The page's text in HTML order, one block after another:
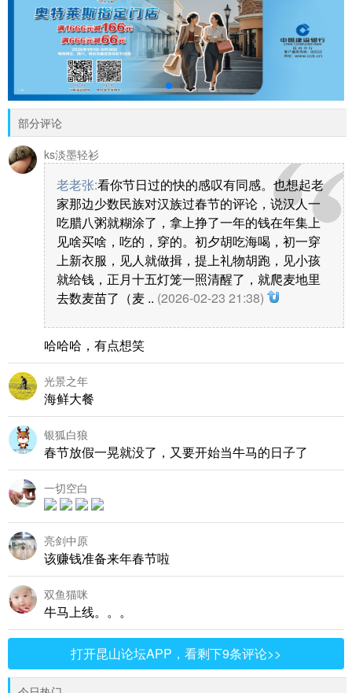
部分评论
ks淡墨轻衫
老老张:看你节日过的快的感叹有同感。也想起老
家那边少数民族对汉族过春节的评论，说汉人一
吃腊八粥就糊涂了，拿上挣了一年的钱在年集上
见啥买啥，吃的，穿的。初夕胡吃海喝，初一穿
上新衣服，见人就做揖，提上礼物胡跑，见小孩
就给钱，正月十五灯笼一照清醒了，就爬麦地里
去数麦苗了（麦 .. (2026-02-23 21:38)
哈哈哈，有点想笑
光景之年
海鲜大餐
银狐白狼
春节放假一晃就没了，又要开始当牛马的日子了
一切空白
亮剑中原
该赚钱准备来年春节啦
双鱼猫咪
牛马上线。。。
打开昆山论坛APP，看剩下9条评论>>